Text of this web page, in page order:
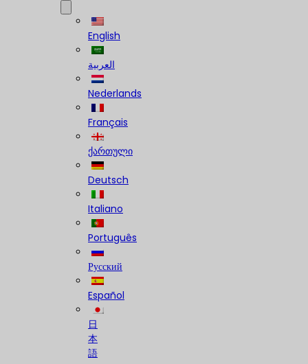
English
العربية
Nederlands
Français
ქართული
Deutsch
Italiano
Português
Русский
Español
日
本
語